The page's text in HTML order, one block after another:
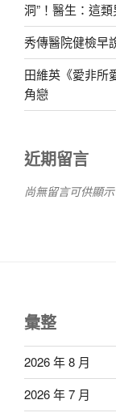
洞”！醫生：這
秀傳醫院健檢早
田維英《愛非所
角戀
近期留言
尚無留言可供顯示
彙整
2026 年 8 月
2026 年 7 月